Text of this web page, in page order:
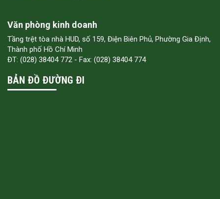
Văn phòng kinh doanh
Tầng trệt tòa nhà HUD, số 159, Điện Biên Phủ, Phường Gia Định,
Thành phố Hồ Chí Minh
ĐT: (028) 38404 772 - Fax: (028) 38404 774
BẢN ĐỒ ĐƯỜNG ĐI